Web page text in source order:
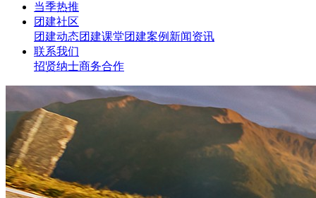
当季热推
团建社区
团建动态团建课堂团建案例 新闻资讯
联系我们
招贤纳士商务合作